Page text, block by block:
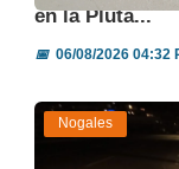
en la Pluta...
📅06/08/2026 04:32
Nogales